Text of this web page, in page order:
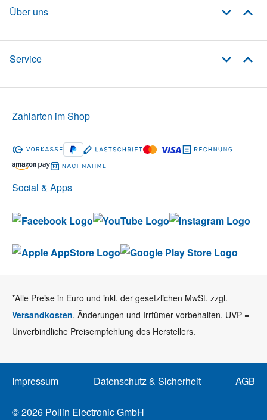
Über uns
Service
Social & Apps
Zahlarten im Shop
*Alle Preise in Euro und inkl. der gesetzlichen MwSt. zzgl.
Versandkosten. Änderungen und Irrtümer vorbehalten. UVP =
Unverbindliche Preisempfehlung des Herstellers.
Impressum Datenschutz & Sicherheit AGB
© 2026 Pollin Electronic GmbH